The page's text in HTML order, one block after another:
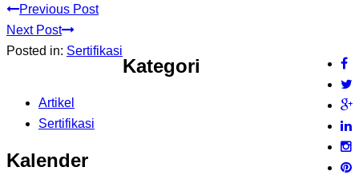
Previous Post
Next Post
Posted in: Sertifikasi
Kategori
Artikel
Sertifikasi
Kalender